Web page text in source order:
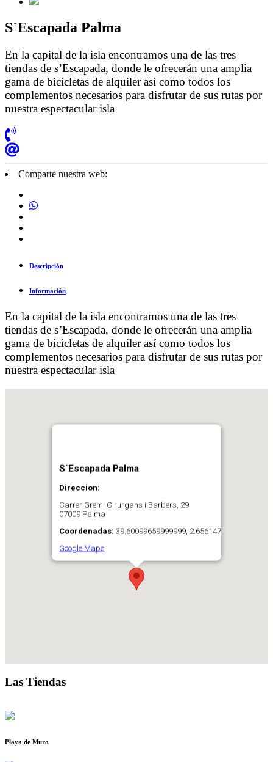
S´Escapada Palma
En la capital de la isla encontramos una de las tres
tiendas de s’Escapada, donde le ofrecerán una amplia
gama de bicicletas de alquiler así como todos los
complementos necesarios para disfrutar de sus rutas por
nuestra espectacular isla
Comparte nuestra web:
Descripción
Información
En la capital de la isla encontramos una de las tres
tiendas de s’Escapada, donde le ofrecerán una amplia
gama de bicicletas de alquiler así como todos los
complementos necesarios para disfrutar de sus rutas por
nuestra espectacular isla
S´Escapada Palma
Direccion:
Carrer Gremi Cirurgans i Barbers, 29
07009 Palma
Coordenadas: 39.60099659999999, 2.656147
Google Maps
Las Tiendas
Playa de Muro